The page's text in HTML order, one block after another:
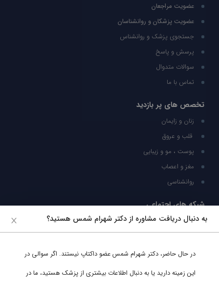
عضویت مراجعان
عضویت پزشکان و روانشناسان
جستجوی پزشک و روانشناس
پرسش و پاسخ
سوالات متدوال
تماس با ما
تخصص های پر بازدید
زنان و زایمان
قلب و عروق
پوست ، مو و زیبایی
مغز و اعصاب
روانشناسی
شبکه های اجتماعی
ما را در شبکه های اجتماعی دنبال کنید
به دنبال دریافت مشاوره از دکتر شهرام شمس هستید؟
در حال حاضر، دکتر شهرام شمسعضو داکتاپ نیستند. اگر سوالی در
این زمینه دارید یا به دنبال اطلاعات بیشتری از پزشک هستید، ما در